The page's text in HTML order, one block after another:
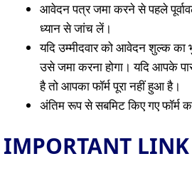
आवेदन पत्र जमा करने से पहले
ध्यान से जांच लें।
यदि उम्मीदवार को आवेदन शुल्क
उसे जमा करना होगा। यदि आपके
है तो आपका फॉर्म पूरा नहीं हुआ है।
अंतिम रूप से सबमिट किए गए फॉर्म
IMPORTANT